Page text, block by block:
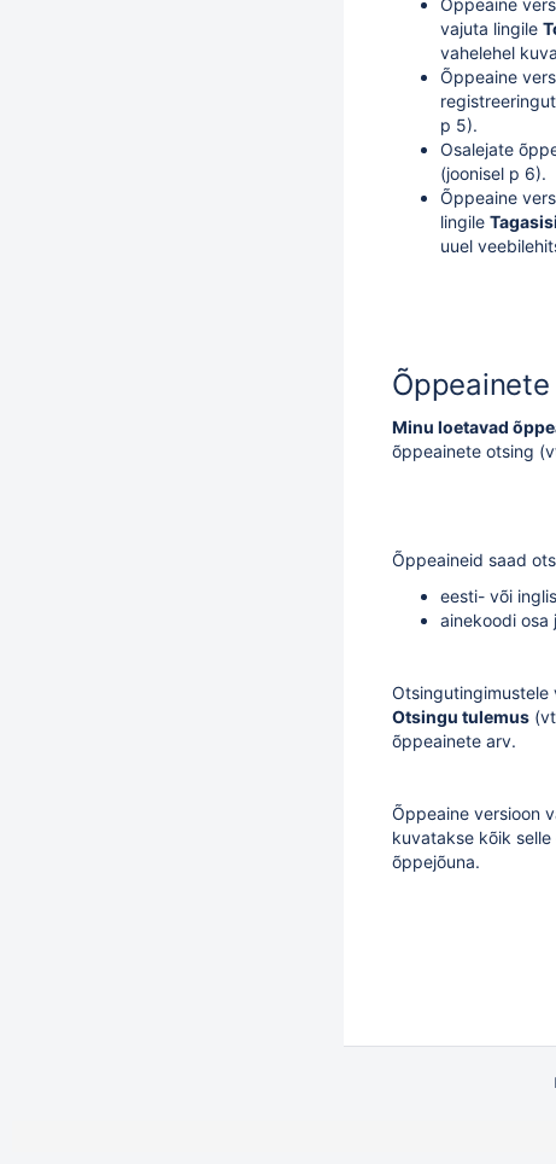
Õppeaine
vajuta lingile
vahelehel
Õppeaine
p 5).
Osalejate
(joonisel p 6).
Õppeaine
lingile
uuel
Minu loetavad
õppeainete otsing
Õppeaineid saad
eesti- või
ainekoodi osa
Otsingutingimustele
Otsingu tulemus
õppeainete arv.
Õppeaine versioon
kuvatakse kõik
õppejõuna.